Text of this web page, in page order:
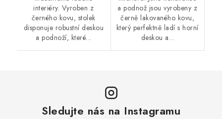
interiéry. Vyroben z
černého kovu, stolek
disponuje robustní deskou
a podnoží, které...
a podnož jsou vyrobeny z
černě lakovaného kovu,
který perfektně ladí s horní
deskou a...
Sledujte nás na Instagramu